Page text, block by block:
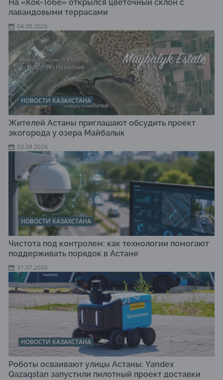
На «Кок-Тобе» открылся цветочный склон с
лавандовыми террасами
04.08.2026
НОВОСТИ КАЗАХСТАНА
Жителей Астаны приглашают обсудить проект
экогорода у озера Майбалык
03.08.2026
НОВОСТИ КАЗАХСТАНА
Чистота под контролем: как технологии помогают
поддерживать порядок в Астане
31.07.2026
НОВОСТИ КАЗАХСТАНА
Роботы осваивают улицы Астаны: Yandex
Qazaqstan запустили пилотный проект доставки